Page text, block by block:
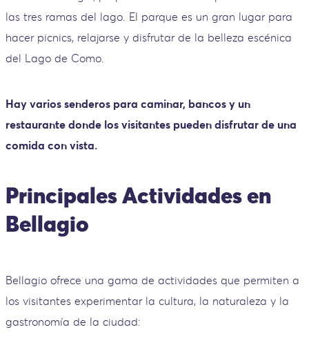
las tres ramas del lago. El parque es un gran lugar para
hacer picnics, relajarse y disfrutar de la belleza escénica
del Lago de Como.
Hay varios senderos para caminar, bancos y un
restaurante donde los visitantes pueden disfrutar de una
comida con vista.
Principales Actividades en
Bellagio
Bellagio ofrece una gama de actividades que permiten a
los visitantes experimentar la cultura, la naturaleza y la
gastronomía de la ciudad: